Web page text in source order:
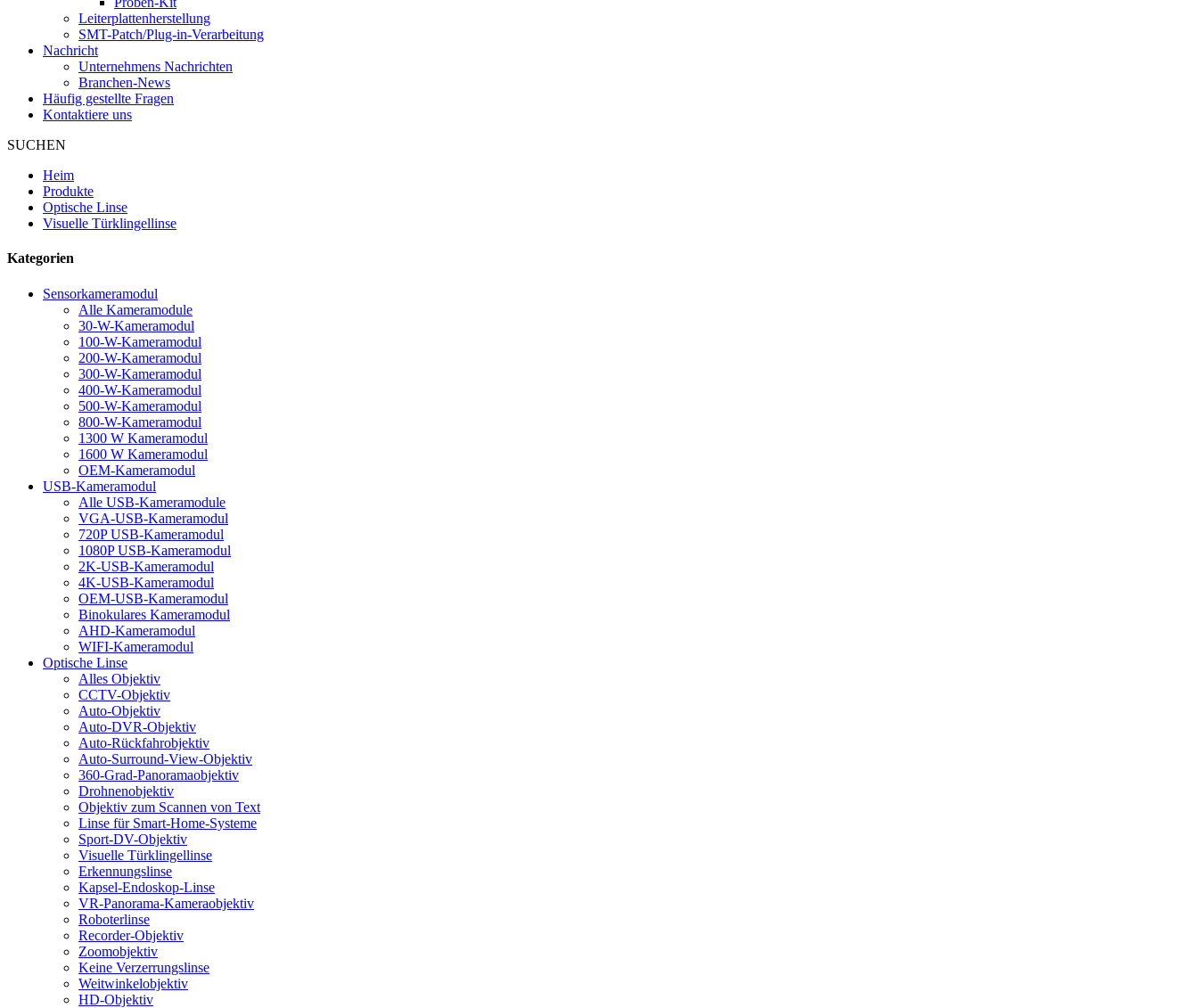
Leiterplattenherstellung
SMT-Patch/Plug-in-Verarbeitung
Nachricht
Unternehmens Nachrichten
Branchen-News
Häufig gestellte Fragen
Kontaktiere uns
SUCHEN
Heim
Produkte
Optische Linse
Visuelle Türklingellinse
Kategorien
Sensorkameramodul
Alle Kameramodule
30-W-Kameramodul
100-W-Kameramodul
200-W-Kameramodul
300-W-Kameramodul
400-W-Kameramodul
500-W-Kameramodul
800-W-Kameramodul
1300 W Kameramodul
1600 W Kameramodul
OEM-Kameramodul
USB-Kameramodul
Alle USB-Kameramodule
VGA-USB-Kameramodul
720P USB-Kameramodul
1080P USB-Kameramodul
2K-USB-Kameramodul
4K-USB-Kameramodul
OEM-USB-Kameramodul
Binokulares Kameramodul
AHD-Kameramodul
WIFI-Kameramodul
Optische Linse
Alles Objektiv
CCTV-Objektiv
Auto-Objektiv
Auto-DVR-Objektiv
Auto-Rückfahrobjektiv
Auto-Surround-View-Objektiv
360-Grad-Panoramaobjektiv
Drohnenobjektiv
Objektiv zum Scannen von Text
Linse für Smart-Home-Systeme
Sport-DV-Objektiv
Visuelle Türklingellinse
Erkennungslinse
Kapsel-Endoskop-Linse
VR-Panorama-Kameraobjektiv
Roboterlinse
Recorder-Objektiv
Zoomobjektiv
Keine Verzerrungslinse
Weitwinkelobjektiv
HD-Objektiv